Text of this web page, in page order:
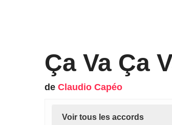
Ça Va Ça
de Claudio Capéo
Voir tous les accords